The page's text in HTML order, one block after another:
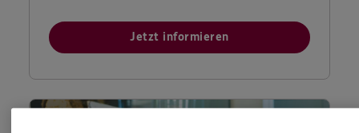
Jetzt informieren